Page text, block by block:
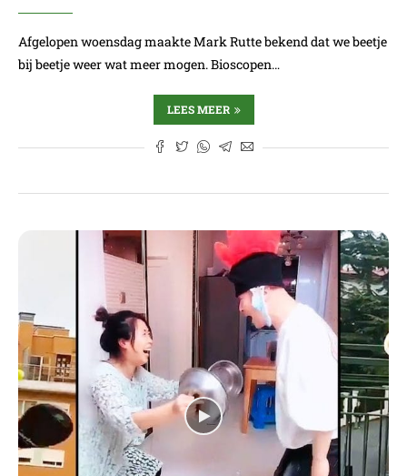
Afgelopen woensdag maakte Mark Rutte bekend dat we beetje
bij beetje weer wat meer mogen. Bioscopen…
LEES MEER